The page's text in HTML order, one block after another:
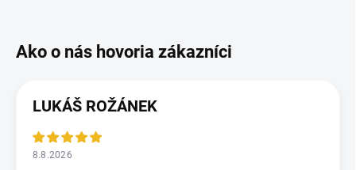
LUKÁŠ ROŽÁNEK
8.8.2026